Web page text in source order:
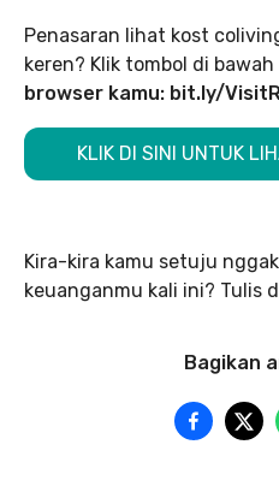
Penasaran lihat kost
keren? Klik tombol di
browser kamu: bit.ly/
KLIK DI SINI UNTUK
Kira-kira kamu setuju
keuanganmu kali ini? Tulis
Bagikan